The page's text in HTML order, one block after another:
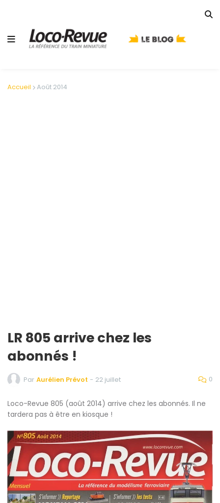
Accueil Août 2014
LR 805 arrive chez les
abonnés !
Par Aurélien Prévot - 22 juillet 0
Loco-Revue 805 (août 2014) arrive chez les abonnés. Il ne
tardera pas à être en kiosque !